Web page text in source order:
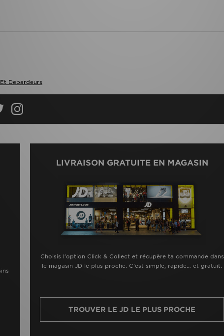
Debardeurs
LIVRAISON GRATUITE EN MAGASIN
Choisis l’option Click & Collect et récupère ta commande dans
le magasin JD le plus proche. C’est simple, rapide… et gratuit.
TROUVER LE JD LE PLUS PROCHE